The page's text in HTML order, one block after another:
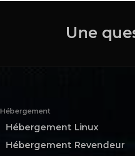
Une
Hébergement
Hébergement Linux
Hébergement Revendeur